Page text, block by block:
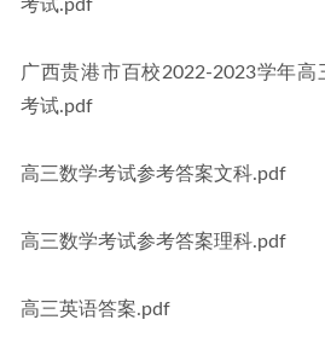
考试.pdf
广西贵港市百校2022-2023学年
考试.pdf
高三数学考试参考答案文科.pdf
高三数学考试参考答案理科.pdf
高三英语答案.pdf